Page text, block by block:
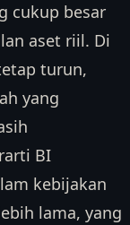
cukup besar
aset riil. Di
turun,
yang
BI
kebijakan
lama, yang